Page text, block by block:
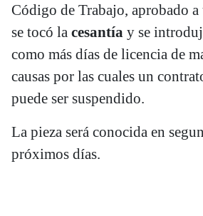
Código de Trabajo, aprobado
se tocó la cesantía y se
como más días de licencia de
causas por las cuales un
puede ser suspendido.
La pieza será conocida en
próximos días.